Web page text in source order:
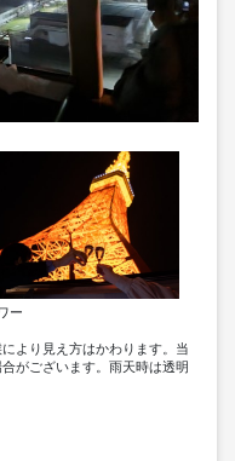
ー
より見え方はかわります。当
がございます。雨天時は透明